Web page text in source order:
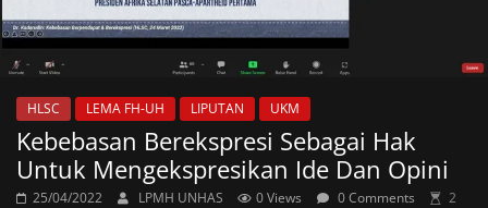
HLSC LEMA FH-UH LIPUTAN UKM
Kebebasan Berekspresi Sebagai Hak
Untuk Mengekspresikan Ide Dan Opini
25/04/2022 LPMH UNHAS 0 Views 0 Comments
2